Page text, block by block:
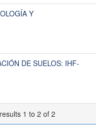
Y
DE SUELOS: IHF-
1 to 2 of 2